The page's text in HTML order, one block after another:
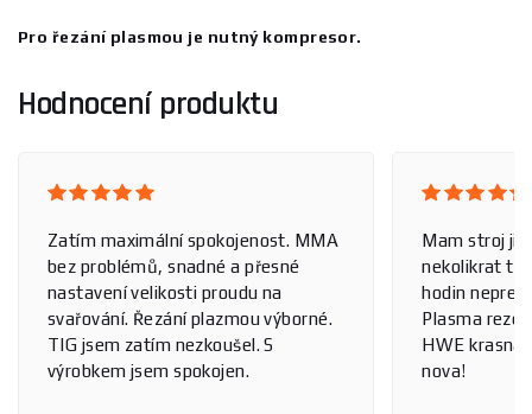
Pro řezání plasmou je nutný kompresor.
Hodnocení produktu
Zatím maximální spokojenost. MMA
bez problémů, snadné a přesné
nastavení velikosti proudu na
svařování. Řezání plazmou výborné.
TIG jsem zatím nezkoušel. S
výrobkem jsem spokojen.
Mam stroj jiz
nekolikrat
hodin
Plasma reze
HWE krasna
nova!